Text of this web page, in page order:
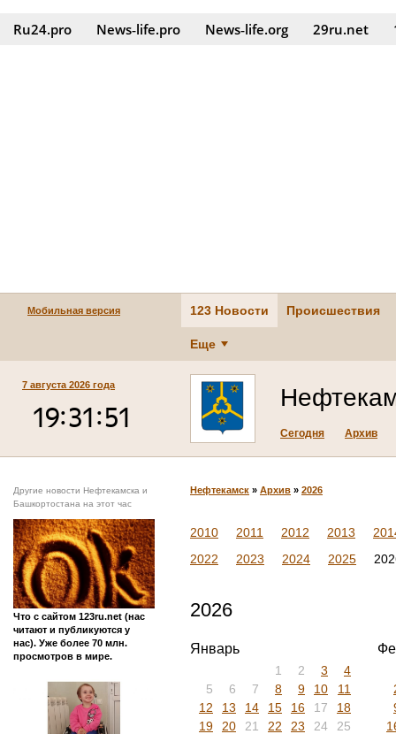
Ru24.pro News‑life.pro News‑life.org 29ru.net
Мобильная версия 123 Новости Происшествия
Еще
7 августа 2026 года
Сегодня Архив
Другие новости Нефтекамска и
Башкортостана на этот час
Что с сайтом 123ru.net (нас
читают и публикуются у
нас). Уже более 70 млн.
просмотров в мире.
Нефтекамск » Архив » 2026
2010 2011 2012 2013
2022
2023 2024 2025
2026
Январь
1 2 3
4
5
6 7 8 9 10
11
12
13 14 15 16 17
18
19
20 21 22 23 24
25